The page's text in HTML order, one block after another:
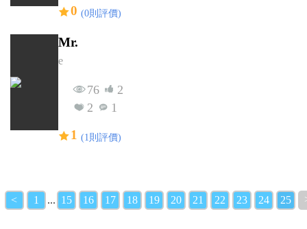
0 (0則評價)
Mr.
e
76
2
2
1
1 (1則評價)
< 1 ... 15 16 17 18 19 20 21 22 23 24 25